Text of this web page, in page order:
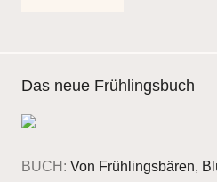
Das neue Frühlingsbuch
BUCH: Von Frühlingsbären,